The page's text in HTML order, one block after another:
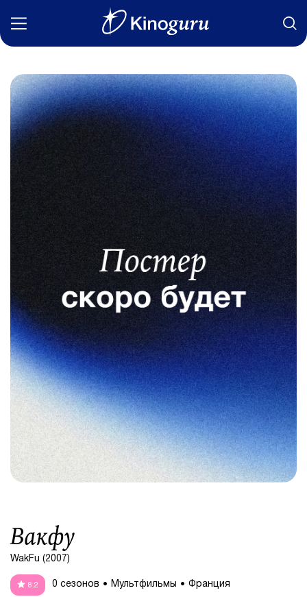
Фильмы
Статьи
Сериалы
Новости
Подборки
Рецензии
О нас
Авторы
Вакфу
WakFu (2007)
8.2 0 сезонов Мультфильмы Франция